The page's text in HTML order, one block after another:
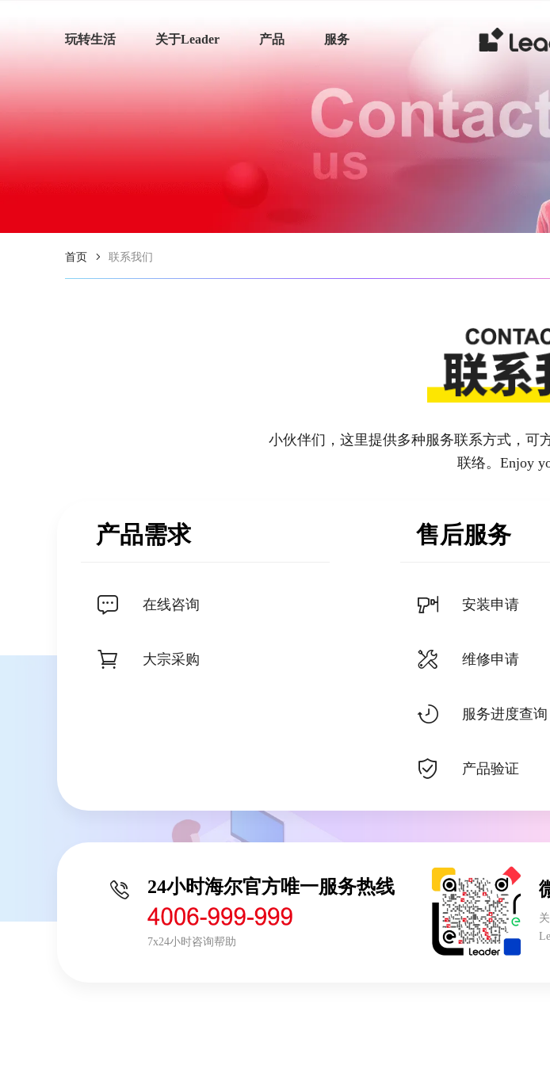
玩转生活 关于Leader 产品 服务
首页 联系我们
小伙伴们，这里提供多种服务联系方式，可
联络。 Enjoy
产品需求
在线咨询
大宗采购
售后服务
安装申请
维修申请
服务进度查询
产品验证
24小时海尔官方唯一服务热线
7x24小时咨询帮助